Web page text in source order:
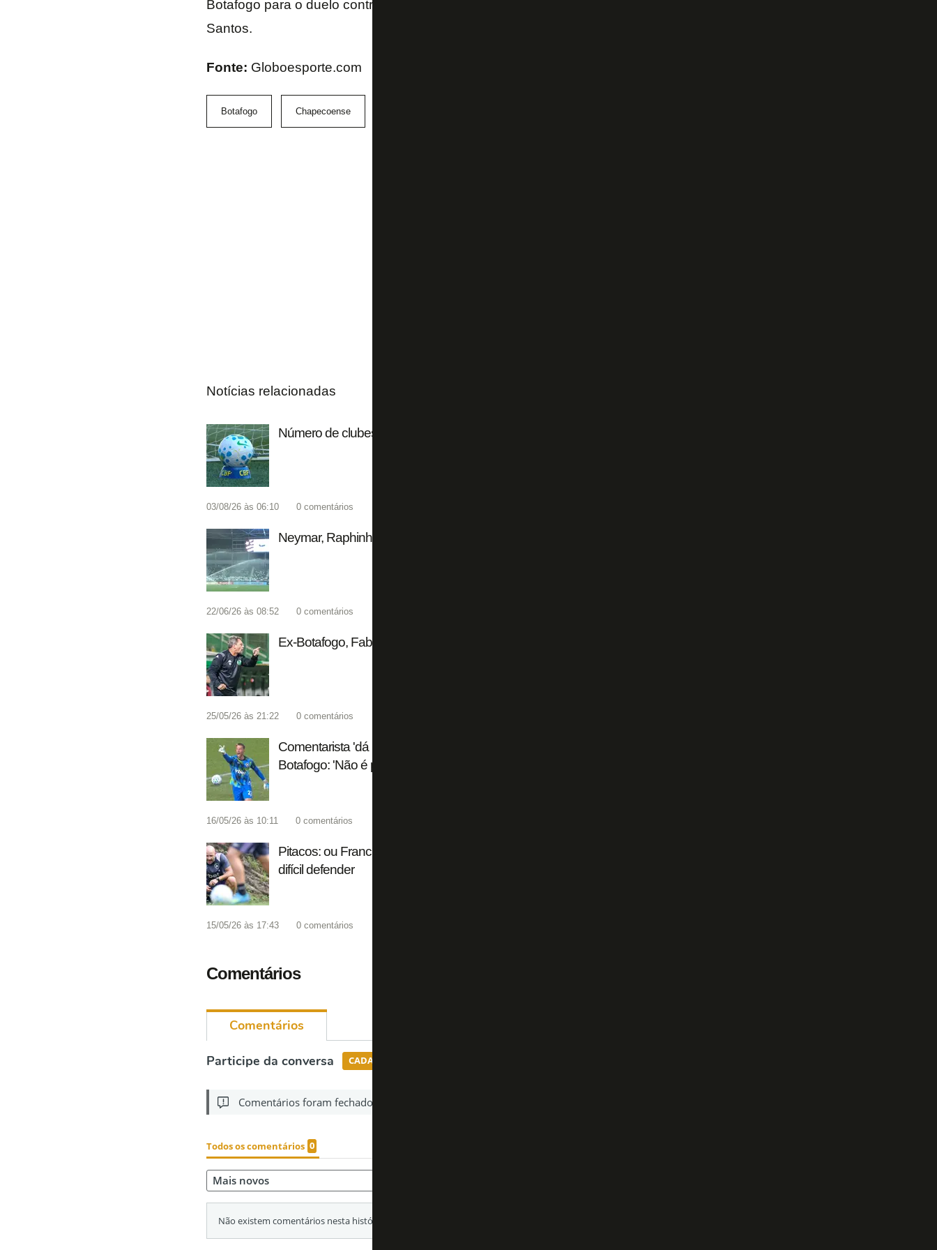
Botafogo para o duelo contra o Internacional, domingo, às 17h, no Estádio Nilton
Santos.
Fonte: Globoesporte.com
Botafogo Chapecoense
Notícias relacionadas
Número de clubes em recuperação judicial no Brasil chega a 37; veja lista
03/08/26 às 06:10 0 comentários
Neymar, Raphinha… Botafogo e os culpados das lesões na Seleção Brasileira
22/06/26 às 08:52 0 comentários
Ex-Botafogo, Fabio Matias é demitido pela Chapecoense
25/05/26 às 21:22 0 comentários
Comentarista 'dá bronca' em Neto e vê 'bola defensável' em gol sofrido pelo
Botafogo: 'Não é possível'
16/05/26 às 10:11 0 comentários
Pitacos: ou Franclim Carvalho rompe com o Botafogo Way ou tem que sair; está
difícil defender
15/05/26 às 17:43 0 comentários
Comentários